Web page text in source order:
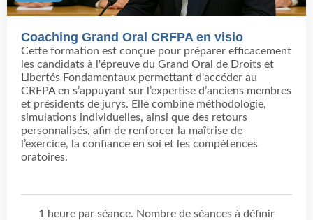
Coaching Grand Oral CRFPA en visio
Cette formation est conçue pour préparer efficacement
les candidats à l'épreuve du Grand Oral de Droits et
Libertés Fondamentaux permettant d'accéder au
CRFPA en s’appuyant sur l’expertise d’anciens membres
et présidents de jurys. Elle combine méthodologie,
simulations individuelles, ainsi que des retours
personnalisés, afin de renforcer la maîtrise de
l’exercice, la confiance en soi et les compétences
oratoires.
1 heure par séance. Nombre de séances à définir